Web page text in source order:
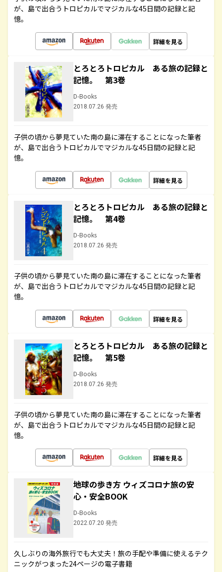
が、島で出合うトロピカルでマジカルな45日間の記録と記
憶。
詳細を見る
とろとろトロピカル ある旅の記録と
記憶。 第3巻
D-Books
2018.07.26 発売
子供の頃から夢見ていた南の島に滞在することになった筆者
が、島で出合うトロピカルでマジカルな45日間の記録と記
憶。
詳細を見る
とろとろトロピカル ある旅の記録と
記憶。 第4巻
D-Books
2018.07.26 発売
子供の頃から夢見ていた南の島に滞在することになった筆者
が、島で出合うトロピカルでマジカルな45日間の記録と記
憶。
詳細を見る
とろとろトロピカル ある旅の記録と
記憶。 第5巻
D-Books
2018.07.26 発売
子供の頃から夢見ていた南の島に滞在することになった筆者
が、島で出合うトロピカルでマジカルな45日間の記録と記
憶。
詳細を見る
地球の歩き方 ウィズコロナ旅の安
心・安全BOOK
D-Books
2022.07.20 発売
久しぶりの海外旅行でも大丈夫！旅の手配や準備に使えるテク
ニックがつまった24ページの電子書籍